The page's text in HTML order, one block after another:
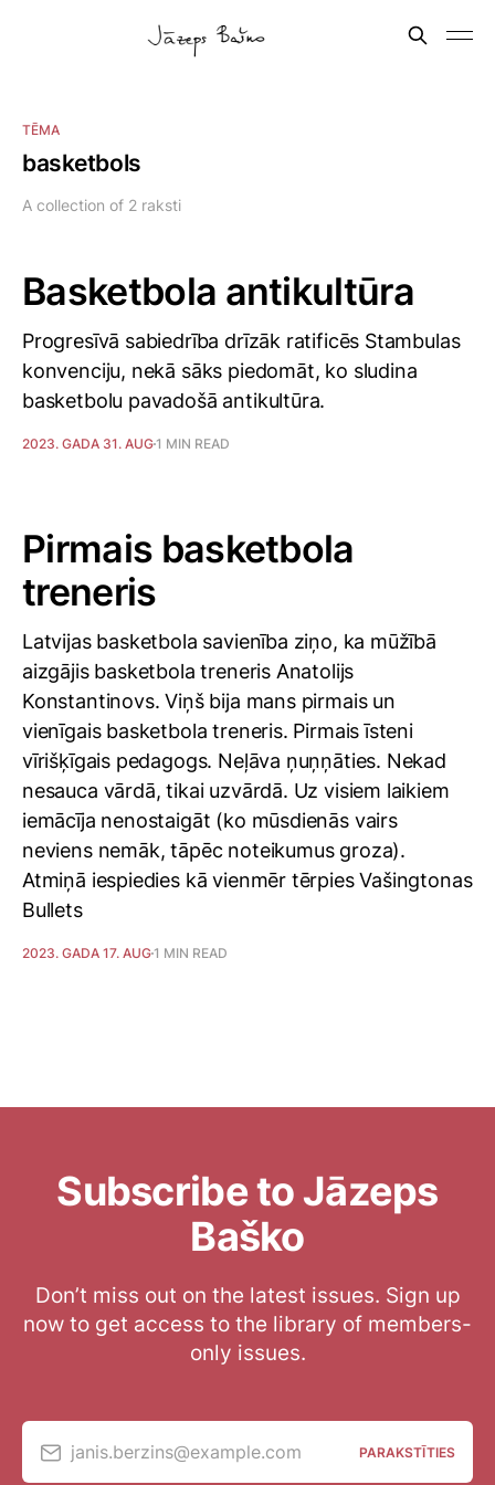
TĒMA
basketbols
A collection of 2 raksti
Basketbola antikultūra
Progresīvā sabiedrība drīzāk ratificēs Stambulas
konvenciju, nekā sāks piedomāt, ko sludina
basketbolu pavadošā antikultūra.
2023. GADA 31. AUG1 MIN READ
Pirmais basketbola
treneris
Latvijas basketbola savienība ziņo, ka mūžībā
aizgājis basketbola treneris Anatolijs
Konstantinovs. Viņš bija mans pirmais un
vienīgais basketbola treneris. Pirmais īsteni
vīrišķīgais pedagogs. Neļāva ņuņņāties. Nekad
nesauca vārdā, tikai uzvārdā. Uz visiem laikiem
iemācīja nenostaigāt (ko mūsdienās vairs
neviens nemāk, tāpēc noteikumus groza).
Atmiņā iespiedies kā vienmēr tērpies Vašingtonas
Bullets
2023. GADA 17. AUG1 MIN READ
Subscribe to Jāzeps
Baško
Don’t miss out on the latest issues. Sign up
now to get access to the library of members-
only issues.
janis.berzins@example.com PARAKSTĪTIES